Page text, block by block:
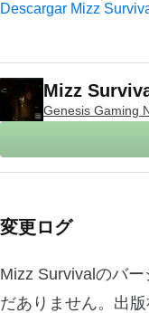
Descargar Mizz
Mizz
Genesis Gaming
変更ログ
Mizz Survivalのバ
だありません。出